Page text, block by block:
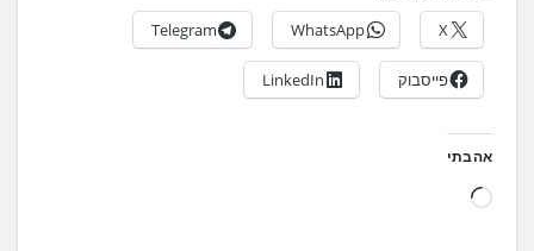
X
WhatsApp
Telegram
פייסבוק LinkedIn
אהבתי
ט